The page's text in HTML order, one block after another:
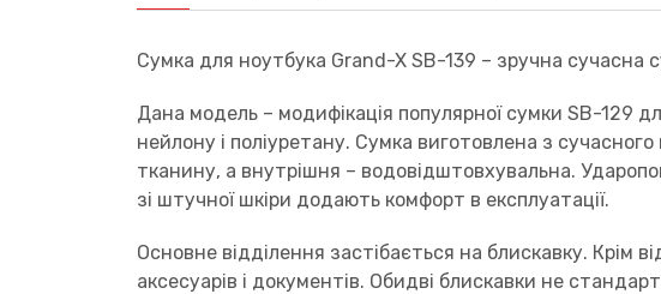
Сумка для ноутбука Grand-X SB-139 – зручна сучасна
Дана модель – модифікація популярної сумки SB-129
нейлону і поліуретану. Сумка виготовлена з
тканину, а внутрішня – водовідштовхувальна.
зі штучної шкіри додають комфорт в експлуатації.
Основне відділення застібається на блискавку. Крім
аксесуарів і документів. Обидві блискавки не